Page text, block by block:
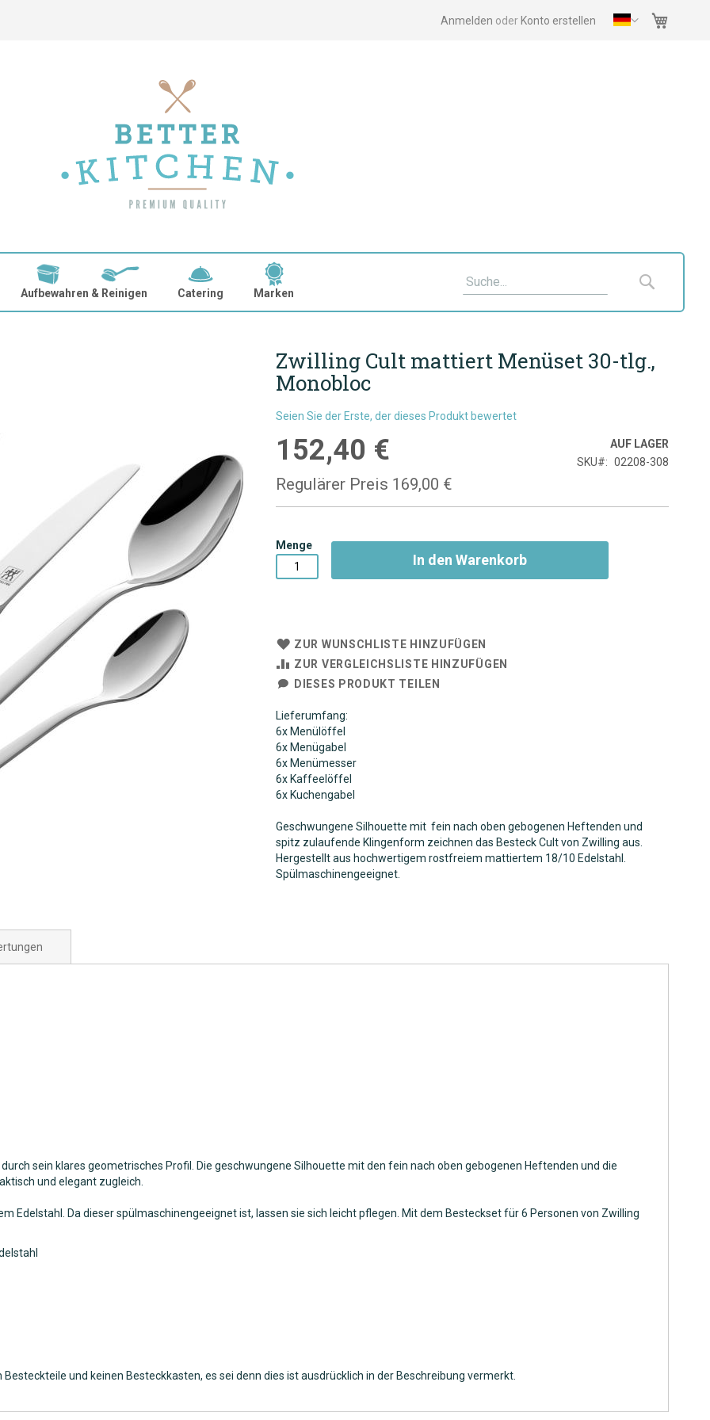
Anmelden Konto erstellen
Aufbewahren & Reinigen Catering Marken Suche
Zwilling Cult mattiert Menüset 30-tlg.,
Monobloc
Seien Sie der Erste, der dieses Produkt bewertet
Sonderpreis
152,40 €
Regulärer Preis 169,00 €
AUF LAGER
SKU
02208-308
Menge
In den Warenkorb
ZUR WUNSCHLISTE HINZUFÜGEN
ZUR VERGLEICHSLISTE HINZUFÜGEN
DIESES PRODUKT TEILEN
Lieferumfang:
6x Menülöffel
6x Menügabel
6x Menümesser
6x Kaffeelöffel
6x Kuchengabel
Geschwungene Silhouette mit fein nach oben gebogenen Heftenden und
spitz zulaufende Klingenform zeichnen das Besteck Cult von Zwilling aus.
Hergestellt aus hochwertigem rostfreiem mattiertem 18/10 Edelstahl.
Spülmaschinengeeignet.
sein klares geometrisches Profil. Die geschwungene Silhouette mit den fein nach oben gebogenen Heftenden und die
und elegant zugleich.
Edelstahl. Da dieser spülmaschinengeeignet ist, lassen sie sich leicht pflegen. Mit dem Besteckset für 6 Personen von Zwilling
und keinen Besteckkasten, es sei denn dies ist ausdrücklich in der Beschreibung vermerkt.